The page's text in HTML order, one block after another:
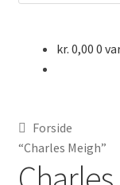
Bøger og blade
kr. 0,00 0
Forside
“Charles Meigh”